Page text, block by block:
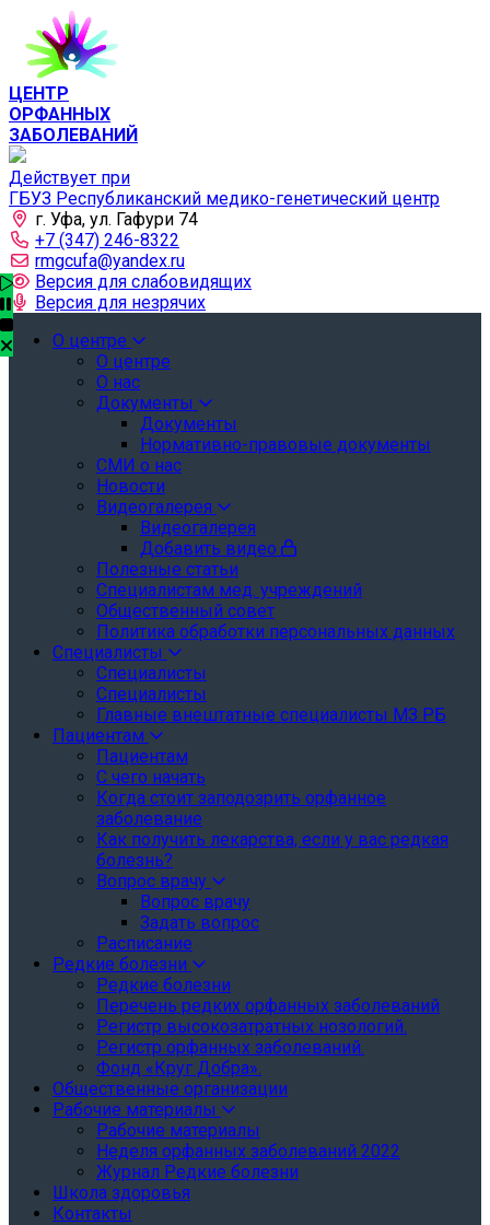
ЦЕНТР
ОРФАННЫХ
ЗАБОЛЕВАНИЙ
Действует при
ГБУЗ Республиканский медико-генетический центр
г. Уфа, ул. Гафури 74
+7 (347) 246-8322
rmgcufa@yandex.ru
Версия для слабовидящих
Версия для незрячих
О центре
О центре
О нас
Документы
Документы
Нормативно-правовые документы
СМИ о нас
Новости
Видеогалерея
Видеогалерея
Добавить видео
Полезные статьи
Специалистам мед. учреждений
Общественный совет
Политика обработки персональных данных
Специалисты
Специалисты
Специалисты
Главные внештатные специалисты МЗ РБ
Пациентам
Пациентам
С чего начать
Когда стоит заподозрить орфанное
заболевание
Как получить лекарства, если у вас редкая
болезнь?
Вопрос врачу
Вопрос врачу
Задать вопрос
Расписание
Редкие болезни
Редкие болезни
Перечень редких орфанных заболеваний
Регистр высокозатратных нозологий.
Регистр орфанных заболеваний.
Фонд «Круг Добра».
Общественные организации
Рабочие материалы
Рабочие материалы
Неделя орфанных заболеваний 2022
Журнал Редкие болезни
Школа здоровья
Контакты